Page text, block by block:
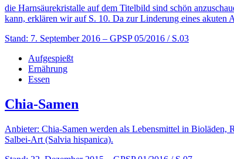
die Harnsäurekristalle auf dem Titelbild sind schön
kann, erklären wir auf S. 10. Da zur Linderung eines akuten
Stand: 7. September 2016 – GPSP 05/2016 / S.03
Aufgespießt
Ernährung
Essen
Chia-Samen
Anbieter: Chia-Samen werden als Lebensmittel in Bioläden,
Salbei-Art (Salvia hispanica).